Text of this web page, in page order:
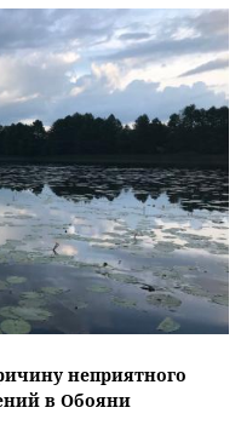
неприятного
в Обояни